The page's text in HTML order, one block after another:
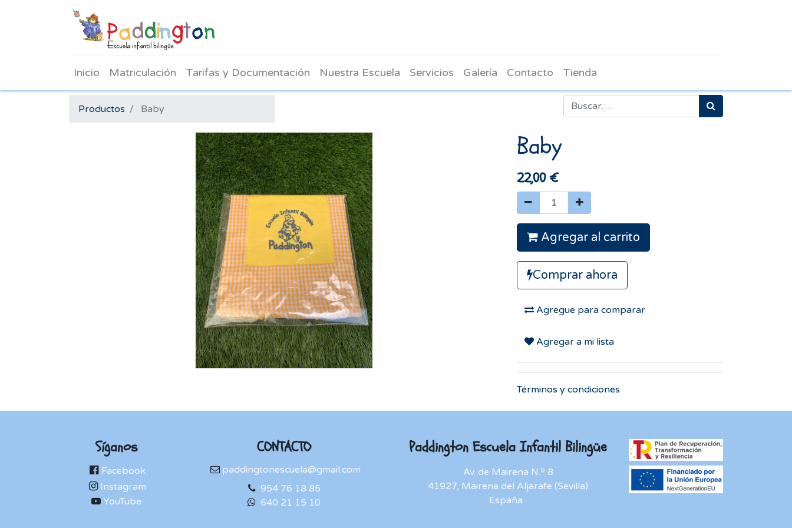
Inicio Matriculación Tarifas y Documentación Nuestra Escuela Servicios Galería Contacto Tienda
Productos Baby
Baby
22,00€
Agregar al carrito
Comprar ahora
Agregue para comparar
Agregar a mi lista
Términos y condiciones
Síganos
Facebook
Instagram
YouTube
CONTACTO
paddingtonescuela@gmail.com
954 76 18 85
640 21 15 10
Paddington Escuela Infantil Bilingüe
Av. de Mairena N.º 8
41927, Mairena del Aljarafe (Sevilla)
España